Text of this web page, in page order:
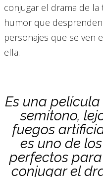
conjugar el drama de la
humor que
personajes que se ven
ella.
Es una
semitono,
fuegos
es uno de
perfectos
conjugar el